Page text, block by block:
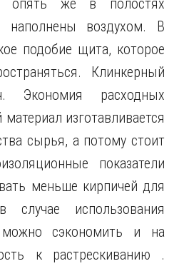
опять же в полостях
наполнены воздухом. В
подобие щита, которое
Клинкерный
Экономия расходных
изготавливается
сырья, а потому стоит
показатели
меньше кирпичей для
использования
можно сэкономить и на
к растрескиванию .